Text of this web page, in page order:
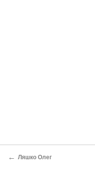
← Ляшко Олег